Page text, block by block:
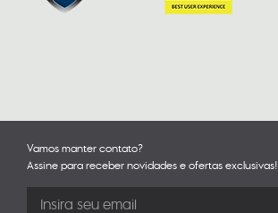
Vamos manter contato?
Assine para receber novidades e ofertas exclusivas!